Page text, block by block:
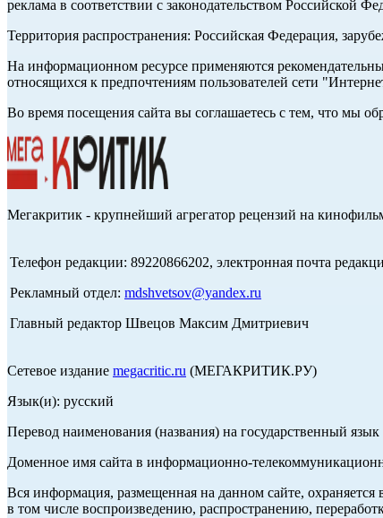
реклама в соответствии с законодательством Российской
Территория распространения: Российская Федерация,
На информационном ресурсе применяются
относящихся к предпочтениям пользователей сети
Во время посещения сайта вы соглашаетесь с тем, что мы
Мегакритик - крупнейший агрегатор рецензий на
Телефон редакции: 89220866202, электронная почта
Рекламный отдел: mdshvetsov@yandex.ru
Главный редактор Швецов Максим Дмитриевич
Сетевое издание megacritic.ru (МЕГАКРИТИК.РУ)
Язык(и): русский
Перевод наименования (названия) на государственный
Доменное имя сайта в информационно-
Вся информация, размещенная на данном сайте,
в том числе воспроизведению, распространению,